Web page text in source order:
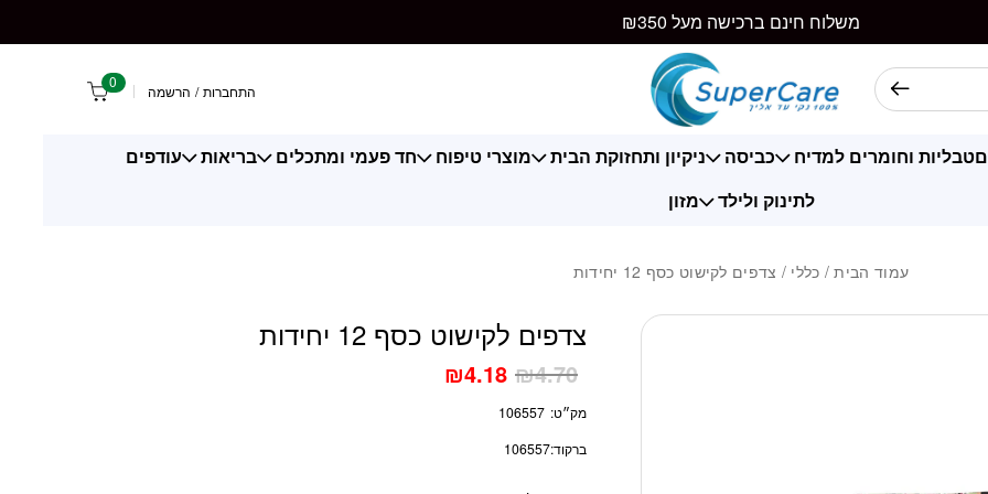
משלוח חינם ברכישה מעל ₪350
התחברות / הרשמה 0
טבליות וחומרים למדיח כביסה ניקיון ותחזוקת הבית מוצרי טיפוח חד פעמי ומתכלים בריאות
עודפים
לתינוק ולילד
מזון
עמוד הבית/ כללי / צדפים לקישוט כסף 12 יחידות
צדפים לקישוט כסף 12 יחידות
₪4.70
₪4.18
מק״ט: 106557
ברקוד:106557